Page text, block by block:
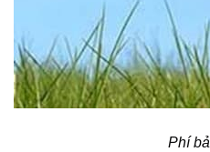
Phí